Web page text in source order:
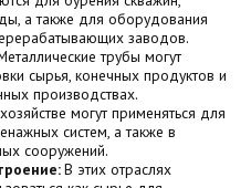
а также для оборудования
заводов.
трубы могут
сырья, конечных продуктов и
производствах.
могут применяться для
систем, а также в
сооружений.
В этих отраслях